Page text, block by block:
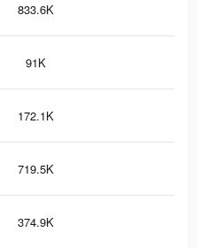
833.6K
91K
172.1K
719.5K
374.9K